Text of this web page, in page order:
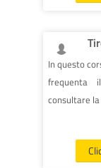
In questo
frequenta
consultare